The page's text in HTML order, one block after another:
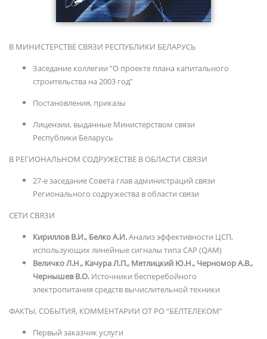
В МИНИСТЕРСТВЕ СВЯЗИ РЕСПУБЛИКИ БЕЛАРУСЬ
Заседание коллегии “О проекте плана капитального
строительства на 2003 год”
Постановления, приказы
Лицензии, выданные Министерством связи
Республики Беларусь
В РЕГИОНАЛЬНОМ СОДРУЖЕСТВЕ В ОБЛАСТИ СВЯЗИ
27-е заседание Совета глав администраций связи
Регионального cодружества в области связи
СЕТИ СВЯЗИ
Кириллов В.И., Белко А.И.Анализ эффективности ЦСП,
использующих линейные сигналы типа CAP (QAM)
Величко Л.Н., Качура Л.П., Метлицкий Ю.Н., Черномор А.В.,
Чернышев В.О. Источники бесперебойного
электропитания средств вычислительной техники
ФАКТЫ, СОБЫТИЯ, КОММЕНТАРИИ ОТ РО “БЕЛТЕЛЕКОМ”
Первый заказчик услуги